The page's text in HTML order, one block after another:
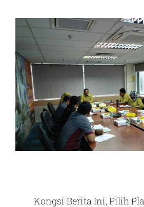
Kongsi Berita Ini, Pilih